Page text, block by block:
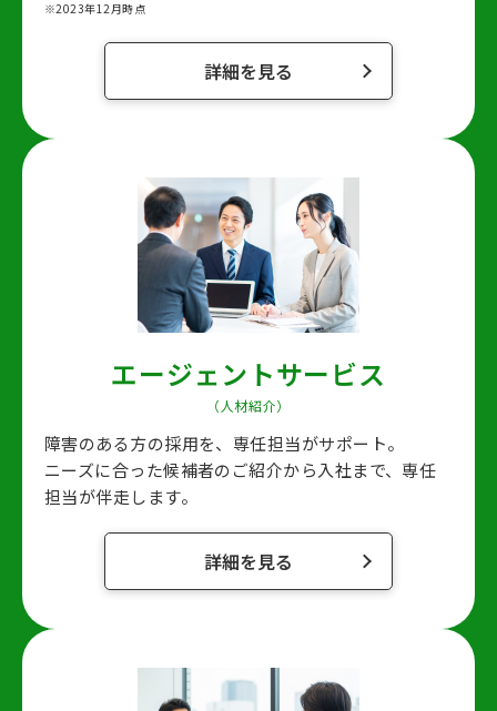
※2023年12月時点
詳細を見る
エージェントサービス
（人材紹介）
障害のある方の採用を、専任担当がサポート。
ニーズに合った候補者のご紹介から入社まで、 専任
担当が伴走します。
詳細を見る